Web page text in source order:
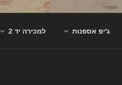
ג'יפ אספנות למכירה יד 2